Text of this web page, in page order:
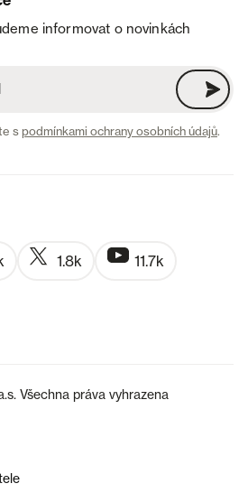
informovat o novinkách
spodmínkami ochrany osobních údajů.
1.8k 11.7k
Všechna práva vyhrazena